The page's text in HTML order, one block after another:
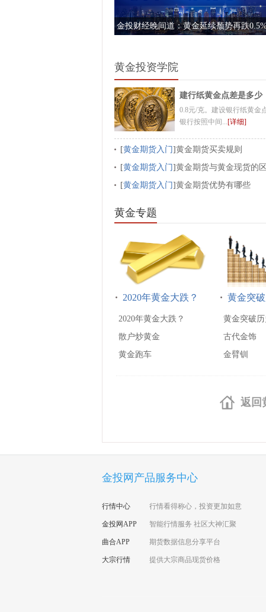
金投财经晚间道：黄金延续颓势再跌
黄金投资学院
建行纸黄金点差是多少
0.8元/克。建设银行纸黄金
银行按照中间...[详细]
[黄金期货入门]黄金期货买卖规则
[黄金期货入门]黄金期货与黄金现货的
[黄金期货入门]黄金期货优势有哪些
黄金专题
2020年黄金大跌？ 黄金突
2020年黄金大跌？ 黄金突破
散户炒黄金
古代金饰
黄金跑车
金臂钏
返回
金投网产品服务中心
行情中心 行情看得称心，投资更加如意
金投网APP 智能行情服务 社区大神汇聚
曲合APP 期货数据信息分享平台
大宗行情 提供大宗商品现货价格